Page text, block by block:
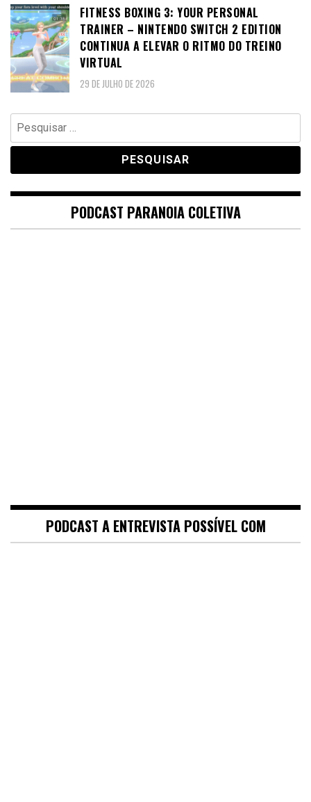
FITNESS BOXING 3: YOUR PERSONAL
TRAINER – NINTENDO SWITCH 2 EDITION
CONTINUA A ELEVAR O RITMO DO TREINO
VIRTUAL
29 DE JULHO DE 2026
Pesquisar
por:
PODCAST PARANOIA COLETIVA
PODCAST A ENTREVISTA POSSÍVEL COM